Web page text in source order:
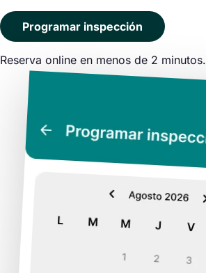
Programar inspección
Reserva online en menos de 2 minutos.